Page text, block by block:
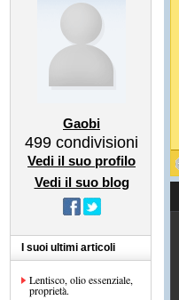
Gaobi
499 condivisioni
Vedi il suo profilo
Vedi il suo blog
I suoi ultimi articoli
Lentisco, olio essenziale,
proprietà.